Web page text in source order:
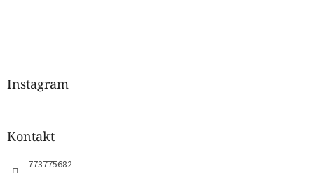
Z
Instagram
Kontakt
773775682